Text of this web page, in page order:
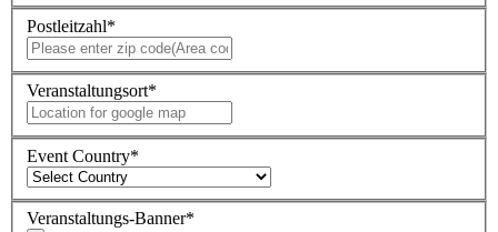
Postleitzahl*
Veranstaltungsort*
Event Country*
Veranstaltungs-Banner*